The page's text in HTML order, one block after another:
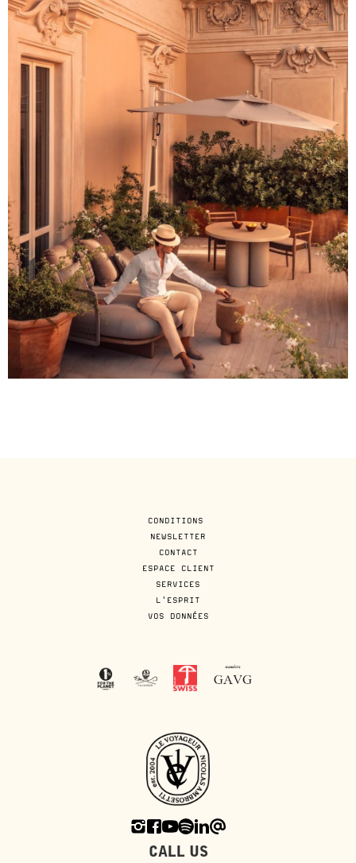
CONDITIONS
NEWSLETTER
CONTACT
ESPACE CLIENT
SERVICES
L'ESPRIT
VOS DONNÉES
CALL US